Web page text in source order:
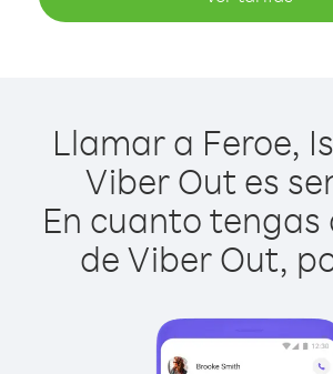
Llamar a Feroe,
Viber Out es
En cuanto tengas
de Viber Out,